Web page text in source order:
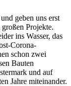
geben uns erst
Projekte.
ins Wasser, das
Corona-
schon zwei
Bauten
und auf
Jahre miteinander.